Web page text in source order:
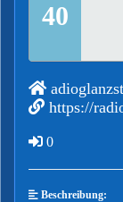
40
https://
0
Beschreibung: